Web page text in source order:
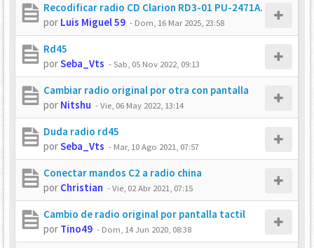
Recodificar radio CD Clarion RD3-01 PU-2471A.
por Luis Miguel 59 - Dom, 16 Mar 2025, 23:58
Rd45
porSeba_Vts -Sab, 05 Nov 2022, 09:13
Cambiar radio original por otra con pantalla
por Nitshu -Vie, 06 May 2022, 13:14
Duda radio rd45
porSeba_Vts - Mar, 10 Ago 2021, 07:57
Conectar mandos C2 a radio china
por Christian -Vie, 02 Abr 2021, 07:15
Cambio de radio original por pantalla tactil
por Tino49 - Dom, 14 Jun 2020, 08:38